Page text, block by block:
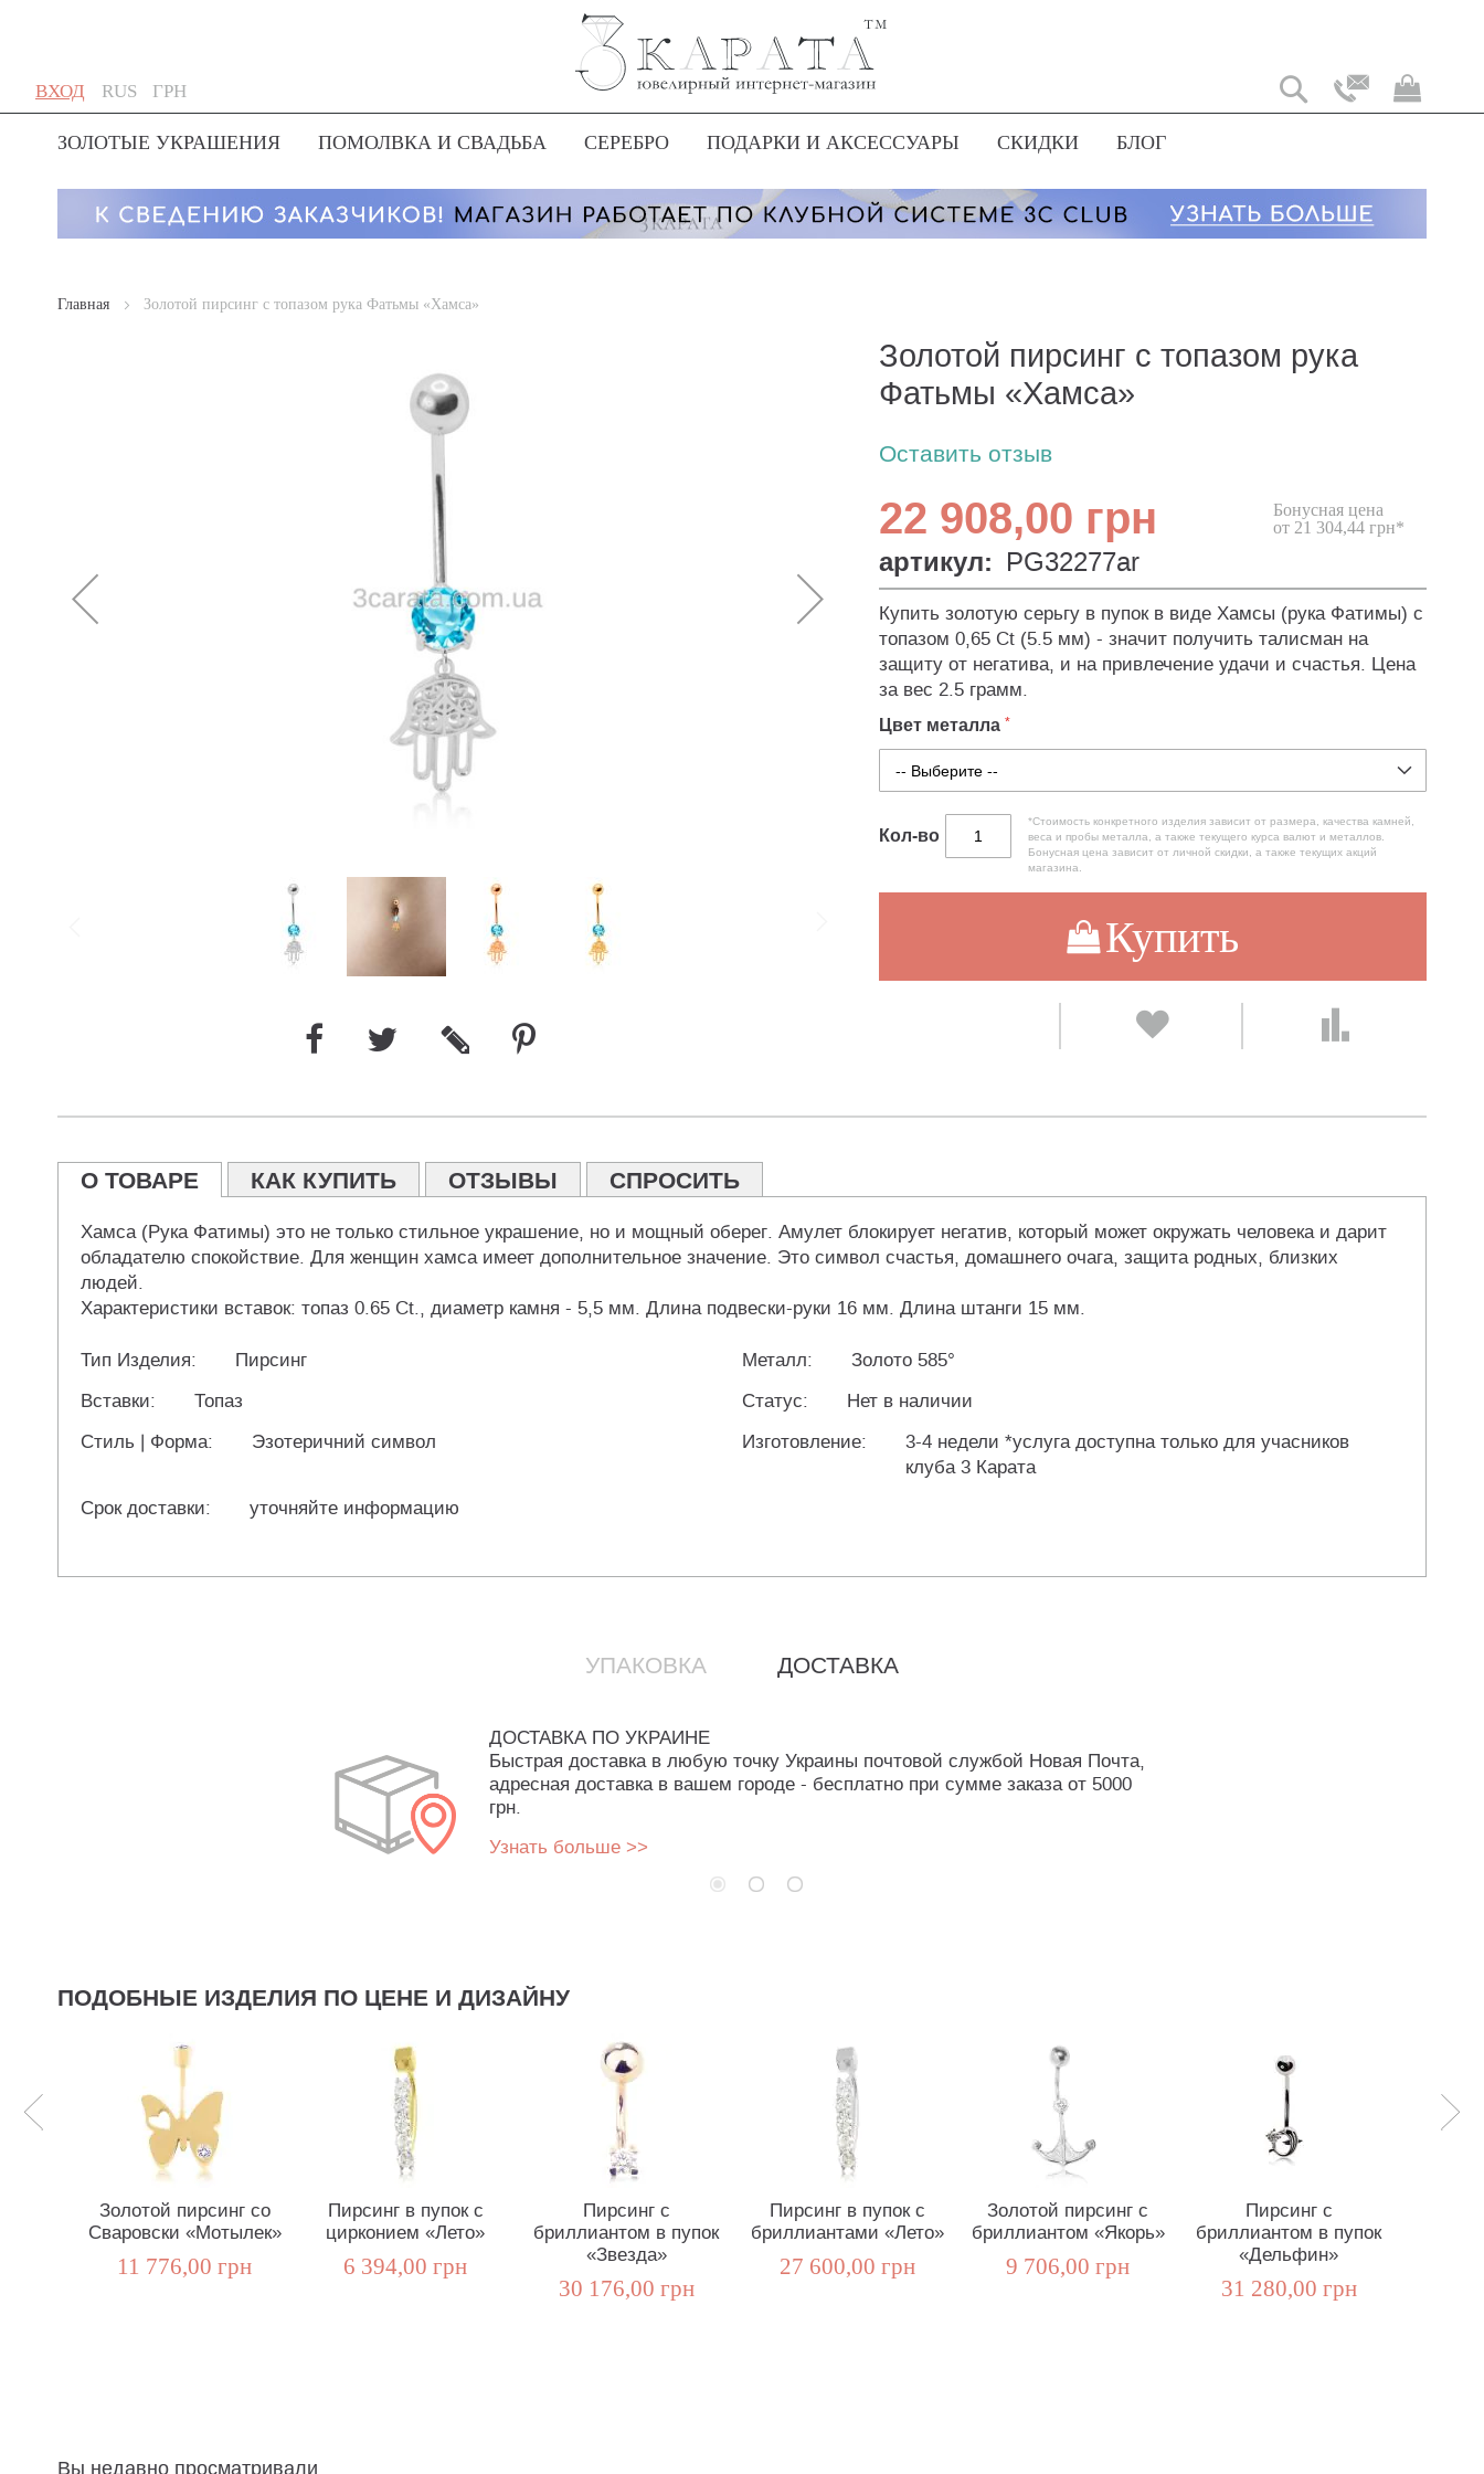
ВХОД
Skip
to
Content
Язык
RUS
Моя
Валюта
ГРН
ЗОЛОТЫЕ УКРАШЕНИЯ ПОМОЛВКА И СВАДЬБА СЕРЕБРО ПОДАРКИ И АКСЕССУАРЫ СКИДКИ БЛОГ
Главная Золотой пирсинг с топазом рука Фатьмы «Хамса»
Золотой пирсинг с топазом рука
Фатьмы «Хамса»
Оставить отзыв
22 908,00 грн
Бонусная цена
от 21 304,44 грн*
артикул: PG32277ar
Купить золотую серьгу в пупок в виде Хамсы (рука Фатимы) с
топазом 0,65 Ct (5.5 мм) - значит получить талисман на
защиту от негатива, и на привлечение удачи и счастья. Цена
за вес 2.5 грамм.
Цвет металла
Кол-во
*Стоимость конкретного изделия зависит от размера, качества камней,
веса и пробы металла, а также текущего курса валют и металлов.
Бонусная цена зависит от личной скидки, а также текущих акций
магазина.
Купить
О ТОВАРЕ КАК КУПИТЬ ОТЗЫВЫ СПРОСИТЬ
Хамса (Рука Фатимы) это не только стильное украшение, но и мощный оберег. Амулет блокирует негатив, который может окружать человека и дарит
обладателю спокойствие. Для женщин хамса имеет дополнительное значение. Это символ счастья, домашнего очага, защита родных, близких
людей.
Характеристики вставок: топаз 0.65 Ct., диаметр камня - 5,5 мм. Длина подвески-руки 16 мм. Длина штанги 15 мм.
Тип Изделия: Пирсинг Металл:
Золото 585°
Вставки:
Топаз Статус:
Нет в наличии
Стиль | Форма:
Эзотеричний символ Изготовление:
3-4 недели *услуга доступна только для учасников
клуба 3 Карата
Срок доставки:
уточняйте информацию
УПАКОВКА ДОСТАВКА
ДОСТАВКА ПО УКРАИНЕ
Быстрая доставка в любую точку Украины почтовой службой Новая Почта,
адресная доставка в вашем городе - бесплатно при сумме заказа от 5000
грн.
Узнать больше >>
ПОДОБНЫЕ ИЗДЕЛИЯ ПО ЦЕНЕ И ДИЗАЙНУ
Золотой пирсинг со
Сваровски «Мотылек»
11 776,00 грн
Пирсинг в пупок с
цирконием «Лето»
6 394,00 грн
Пирсинг с
бриллиантом в пупок
«Звезда»
30 176,00 грн
Пирсинг в пупок с
бриллиантами «Лето»
27 600,00 грн
Золотой пирсинг с
бриллиантом «Якорь»
9 706,00 грн
Пирсинг с
бриллиантом в пупок
«Дельфин»
31 280,00 грн